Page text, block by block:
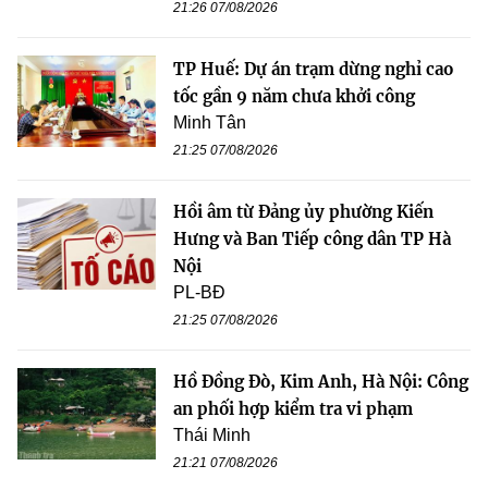
21:26 07/08/2026
TP Huế: Dự án trạm dừng nghỉ cao
tốc gần 9 năm chưa khởi công
Minh Tân
21:25 07/08/2026
Hồi âm từ Đảng ủy phường Kiến
Hưng và Ban Tiếp công dân TP Hà
Nội
PL-BĐ
21:25 07/08/2026
Hồ Đồng Đò, Kim Anh, Hà Nội: Công
an phối hợp kiểm tra vi phạm
Thái Minh
21:21 07/08/2026